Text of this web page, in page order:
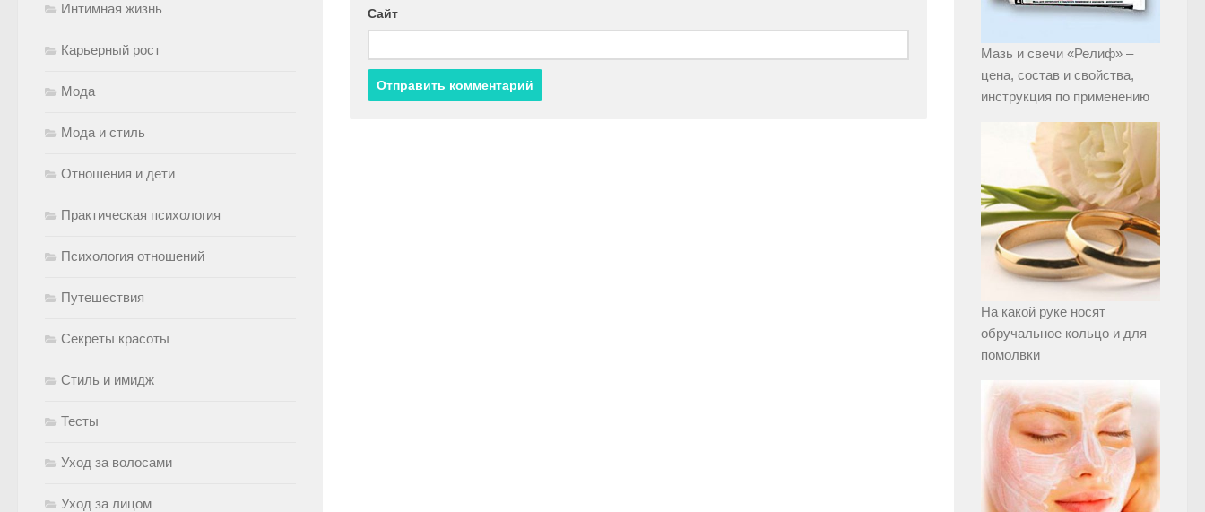
Сайт
Интимная жизнь
Карьерный рост
Мода
Мода и стиль
Отношения и дети
Практическая психология
Психология отношений
Путешествия
Секреты красоты
Стиль и имидж
Тесты
Уход за волосами
Уход за лицом
Мазь и свечи «Релиф» –
цена, состав и свойства,
инструкция по применению
На какой руке носят
обручальное кольцо и для
помолвки